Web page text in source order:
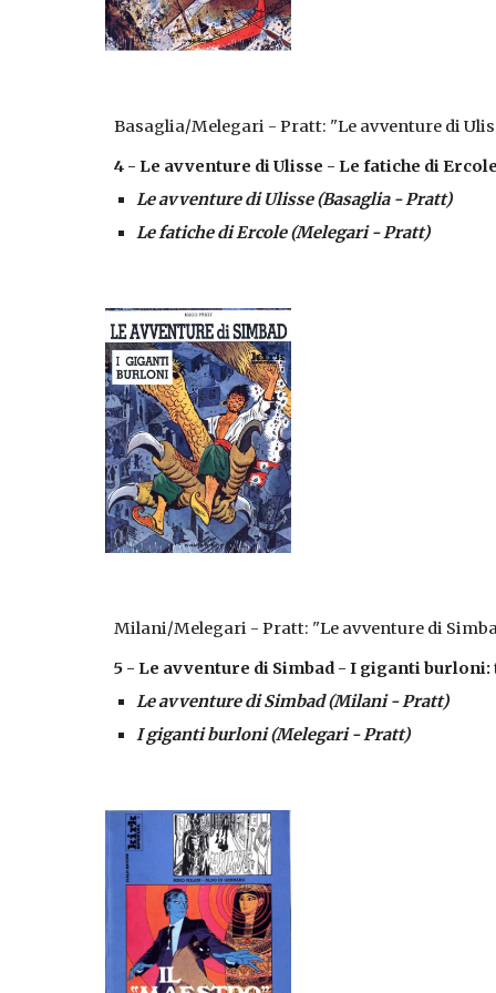
Basaglia/Melegari - Pratt: "Le avventure di
4 - Le avventure di Ulisse - Le fatiche di
Le avventure di Ulisse (Basaglia - Pratt)
Le fatiche di Ercole (Melegari - Pratt)
Milani/Melegari - Pratt: "Le avventure di
5 - Le avventure di Simbad - I giganti burloni:
Le avventure di Simbad (Milani - Pratt)
I giganti burloni (Melegari - Pratt)